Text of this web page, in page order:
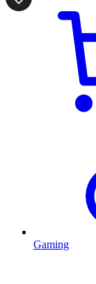
Gaming